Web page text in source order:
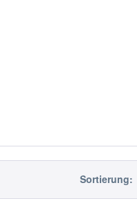
Sortierung: